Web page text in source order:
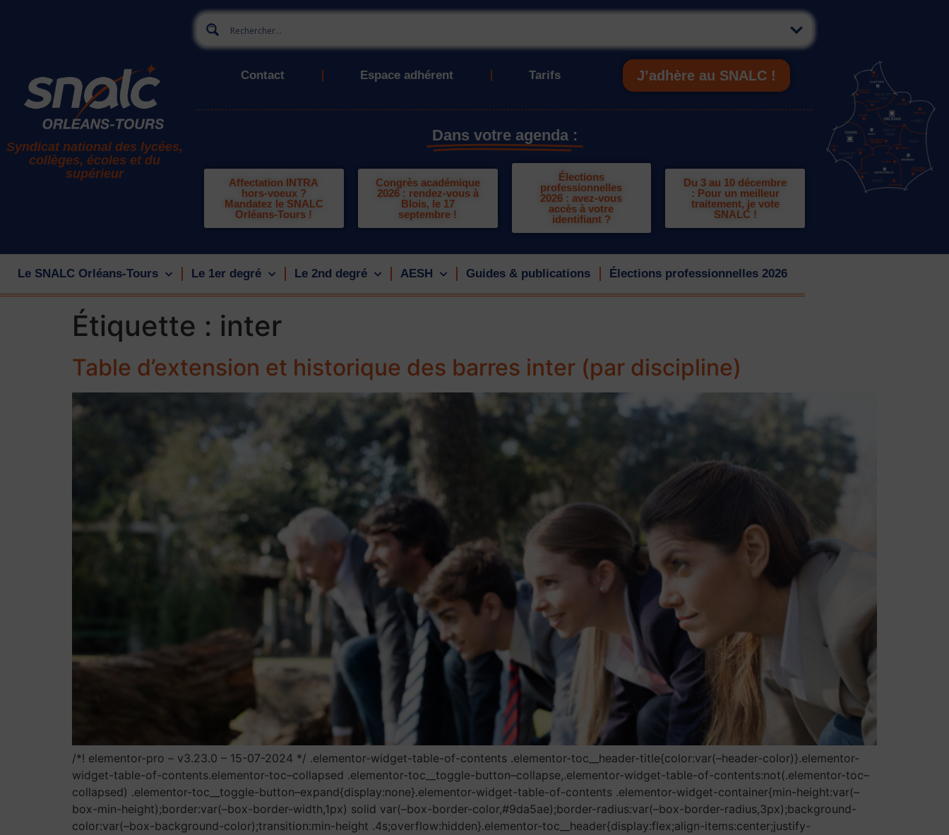
Syndicat national des lycées,
collèges, écoles et du
supérieur
Contact Espace adhérent Tarifs J’adhère au SNALC !
Dans votre agenda :
Affectation INTRA
hors-voeux ?
Mandatez le SNALC
Orléans-Tours !
Congrès académique
2026 : rendez-vous à
Blois, le 17
septembre !
Élections
professionnelles
2026 : avez-vous
accès à votre
identifiant ?
Du 3 au 10 décembre
: Pour un meilleur
traitement, je vote
SNALC !
Le SNALC Orléans-Tours Le 1er degré Le 2nd degré AESH Guides & publications Élections professionnelles 2026
Étiquette : inter
Table d’extension et historique des barres inter (par discipline)
/*! elementor-pro – v3.23.0 – 15-07-2024 */ .elementor-widget-table-of-contents .elementor-toc__header-title{color:var(–header-color)}.elementor-
widget-table-of-contents.elementor-toc–collapsed .elementor-toc__toggle-button–collapse,.elementor-widget-table-of-contents:not(.elementor-toc–
collapsed) .elementor-toc__toggle-button–expand{display:none}.elementor-widget-table-of-contents .elementor-widget-container{min-height:var(–
box-min-height);border:var(–box-border-width,1px) solid var(–box-border-color,#9da5ae);border-radius:var(–box-border-radius,3px);background-
color:var(–box-background-color);transition:min-height .4s;overflow:hidden}.elementor-toc__header{display:flex;align-items:center;justify-